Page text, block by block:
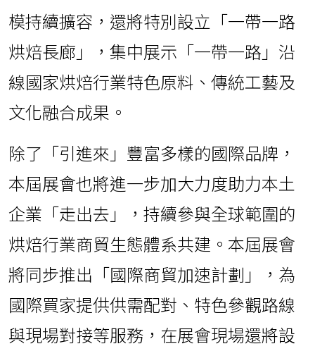
模持續擴容，還將特別設立「一帶一路
烘焙長廊」，集中展示「一帶一路」沿
線國家烘焙行業特色原料、傳統工藝及
文化融合成果。
除了「引進來」豐富多樣的國際品牌，
本屆展會也將進一步加大力度助力本土
企業「走出去」，持續參與全球範圍的
烘焙行業商貿生態體系共建。本屆展會
將同步推出「國際商貿加速計劃」，為
國際買家提供供需配對、特色參觀路線
與現場對接等服務，在展會現場還將設